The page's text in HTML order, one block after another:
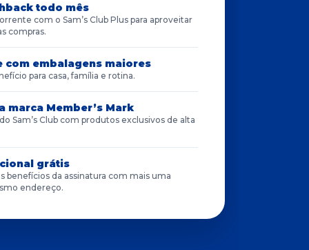
todo mês
com o Sam’s Club Plus para aproveitar
compras.
com embalagens maiores
para casa, família e rotina.
marca Member’s Mark
Sam’s Club com produtos exclusivos de alta
grátis
benefícios da assinatura com mais uma
endereço.